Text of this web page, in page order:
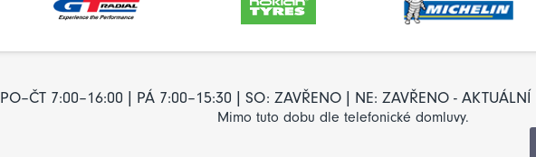
PO–ČT 7:00–16:00 | PÁ 7:00–15:30 | SO: ZAVŘENO | NE: ZAVŘENO - AKTUÁLNÍ
Mimo tuto dobu dle telefonické domluvy.